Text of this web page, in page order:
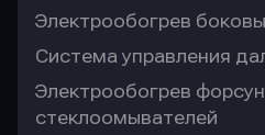
Электрообогрев
Система управления
Электрообогрев
стеклоомывателей